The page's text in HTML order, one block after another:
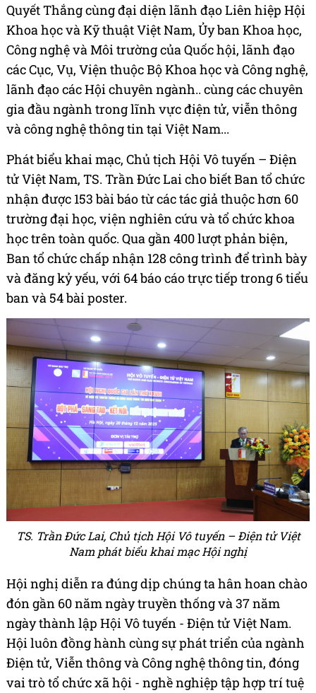
Quyết Thắng cùng đại diện lãnh đạo Liên hiệp Hội
Khoa học và Kỹ thuật Việt Nam, Ủy ban Khoa học,
Công nghệ và Môi trường của Quốc hội, lãnh đạo
các Cục, Vụ, Viện thuộc Bộ Khoa học và Công nghệ,
lãnh đạo các Hội chuyên ngành.. cùng các chuyên
gia đầu ngành trong lĩnh vực điện tử, viễn thông
và công nghệ thông tin tại Việt Nam...
Phát biểu khai mạc, Chủ tịch Hội Vô tuyến – Điện
tử Việt Nam, TS. Trần Đức Lai cho biết Ban tổ chức
nhận được 153 bài báo từ các tác giả thuộc hơn 60
trường đại học, viện nghiên cứu và tổ chức khoa
học trên toàn quốc. Qua gần 400 lượt phản biện,
Ban tổ chức chấp nhận 128 công trình để trình bày
và đăng kỷ yếu, với 64 báo cáo trực tiếp trong 6 tiểu
ban và 54 bài poster.
TS. Trần Đức Lai, Chủ tịch Hội Vô tuyến – Điện tử Việt
Nam phát biểu khai mạc Hội nghị
Hội nghị diễn ra đúng dịp chúng ta hân hoan chào
đón gần 60 năm ngày truyền thống và 37 năm
ngày thành lập Hội Vô tuyến - Điện tử Việt Nam.
Hội luôn đồng hành cùng sự phát triển của ngành
Điện tử, Viễn thông và Công nghệ thông tin, đóng
vai trò tổ chức xã hội - nghề nghiệp tập hợp trí tuệ